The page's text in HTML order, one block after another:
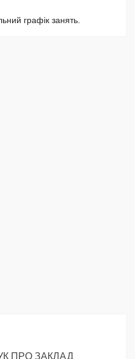
графік занять.
ПРО ЗАКЛАД